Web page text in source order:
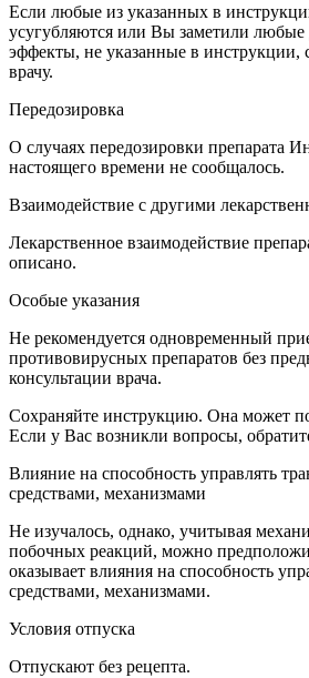
Если любые из указанных в
усугубляются или Вы заметили
эффекты, не указанные в инструкции,
врачу.
Передозировка
О случаях передозировки препарата
настоящего времени не сообщалось.
Взаимодействие с другими
Лекарственное взаимодействие
описано.
Особые указания
Не рекомендуется одновременный
противовирусных препаратов без
консультации врача.
Сохраняйте инструкцию. Она может
Если у Вас возникли вопросы,
Влияние на способность управлять
средствами, механизмами
Не изучалось, однако, учитывая
побочных реакций, можно
оказывает влияния на способность
средствами, механизмами.
Условия отпуска
Отпускают без рецепта.